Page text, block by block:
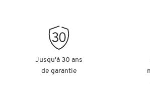
Jusqu'à 30 ans
de garantie